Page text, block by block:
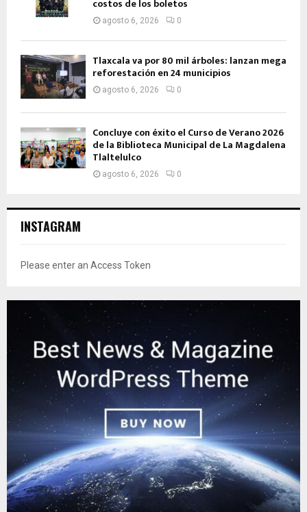
costos de los boletos
agosto 6, 2026 0
Tlaxcala va por 80 mil árboles: lanzan mega
reforestación en 24 municipios
agosto 6, 2026 0
Concluye con éxito el Curso de Verano 2026
de la Biblioteca Municipal de La Magdalena
Tlaltelulco
agosto 6, 2026 0
INSTAGRAM
Please enter an Access Token